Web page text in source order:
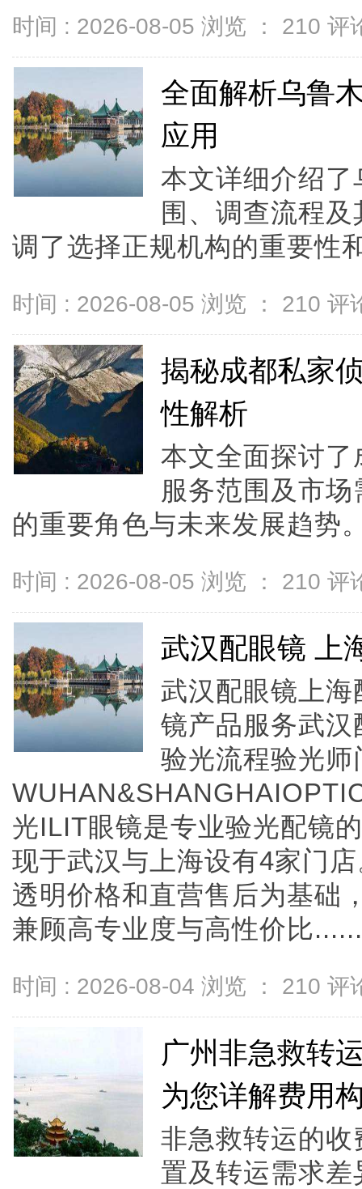
时间 : 2026-08-05 浏览 ： 210 评
全面解析乌鲁
应用
本文详细介绍
围、调查流程
调了选择正规机构的重要性
时间 : 2026-08-05 浏览 ： 210 评
揭秘成都私家
性解析
本文全面探讨
服务范围及市
的重要角色与未来发展趋势
时间 : 2026-08-05 浏览 ： 210 评
武汉配眼镜 上
武汉配眼镜上
镜产品服务武
验光流程验光
光ILIT眼镜是专业验光配镜
现于武汉与上海设有4家门
透明价格和直营售后为基础
兼顾高专业度与高性价比......
时间 : 2026-08-04 浏览 ： 210 评
广州非急救转
为您详解费用
非急救转运的
置及转运需求